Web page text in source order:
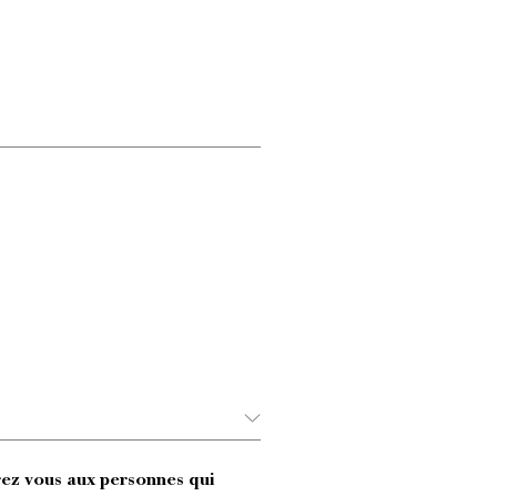
vous aux personnes qui